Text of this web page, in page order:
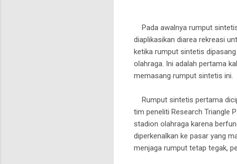
Pada awalnya rumput
diaplikasikan diarea rekreasi
ketika rumput sintetis
olahraga. Ini adalah pertama
memasang rumput sintetis ini.
Rumput sintetis pertama
tim peneliti Research Triangle
stadion olahraga karena
diperkenalkan ke pasar yang
menjaga rumput tetap tegak,